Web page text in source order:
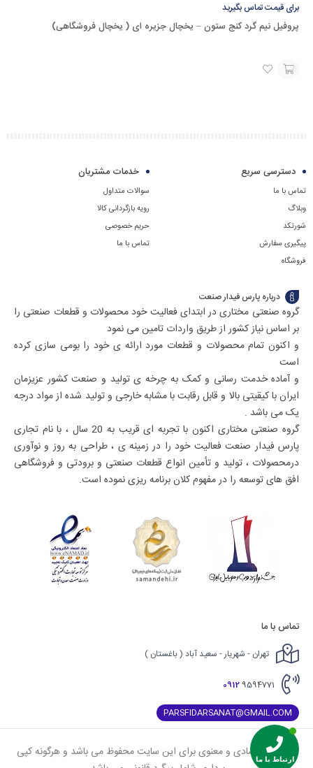
برای قیمت تماس بگیرید
پروفیل نیم گرد کنج ستون – یخچال جزیره ای ( یخچال فروشگاهی)
09129594771
تماس
بگیرید
دسترسی سریع
تماس با ما
وبلاگ
شورتکد
پیگیری سفارش
فروشگاه
خدمات مشتریان
سوالات متداول
رویه بازگردانی کالا
حریم خصوصی
تماس با ما
درباره پارس فیدار صنعت
گروه صنعتی مختاری در ابتدای فعالیت خود محصولات و قطعات صنعتی را
بر اساس نیاز کشور از طریق واردات تامین می نمود
و اکنون تمام محصولات و قطعات مورد ارائه ی خود را بومی سازی کرده
است
و آماده خدمت رسانی و کمک به چرخه ی تولید و صنعت کشور عزیزمان
ایران با کیقیتی بالا و قابل رقابت با مشابه خارجی و تولید شده از مواد درجه
یک می باشد .
گروه صنعتی مختاری اکنون با تجربه ای قریب به 20 سال ، با نام تجاری
پارس فیدار صنعت فعالیت خود را در زمینه ی ، طراحی به روز و نوآوری
درمحصولات ، تولید و تأمین انواع قطعات صنعتی و برودتی و فروشگاهی
افق های توسعه را در مفهوم کلان برنامه ریزی نموده است.
تماس با ما
تهران - شهریار - سعید آباد ( باغستان )
0912 9594771
PARSFIDARSANAT@GMAIL.COM
کلیه حقوق مادی و معنوی برای این سایت محفوظ می باشد و هرگونه کپی
ارتباط با ما